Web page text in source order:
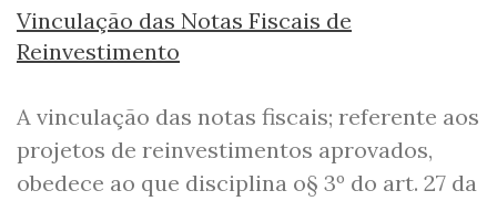
Vinculação das Notas Fiscais de
Reinvestimento
A vinculação das notas fiscais; referente aos
projetos de reinvestimentos aprovados,
obedece ao que disciplina o§ 3º do art. 27 da